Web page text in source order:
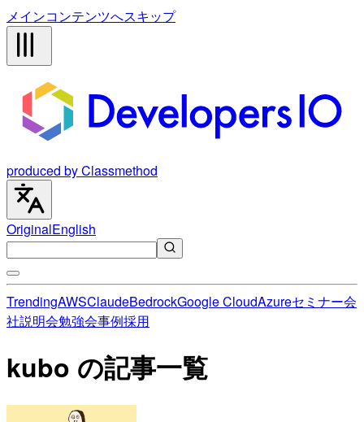
メインコンテンツへスキップ
produced by Classmethod
OriginalEnglish
TrendingAWSClaudeBedrockGoogle CloudAzureセミナー会
社説明会勉強会事例採用
kubo の記事一覧